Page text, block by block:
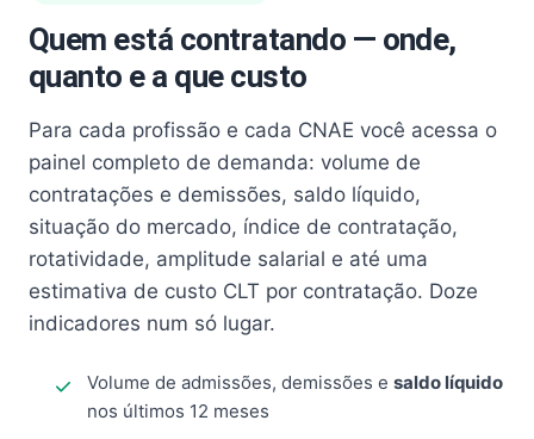
Quem está contratando — onde,
quanto e a que custo
Para cada profissão e cada CNAE você acessa o
painel completo de demanda: volume de
contratações e demissões, saldo líquido,
situação do mercado, índice de contratação,
rotatividade, amplitude salarial e até uma
estimativa de custo CLT por contratação. Doze
indicadores num só lugar.
Volume de admissões, demissões e saldo líquido
nos últimos 12 meses